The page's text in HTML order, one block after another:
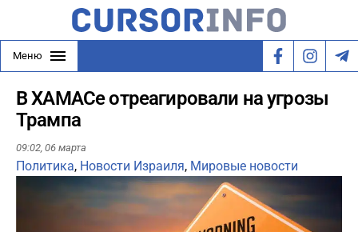
Меню
В ХАМАСе отреагировали на угрозы
Трампа
09:02, 06 марта
Политика, Новости Израиля, Мировые новости